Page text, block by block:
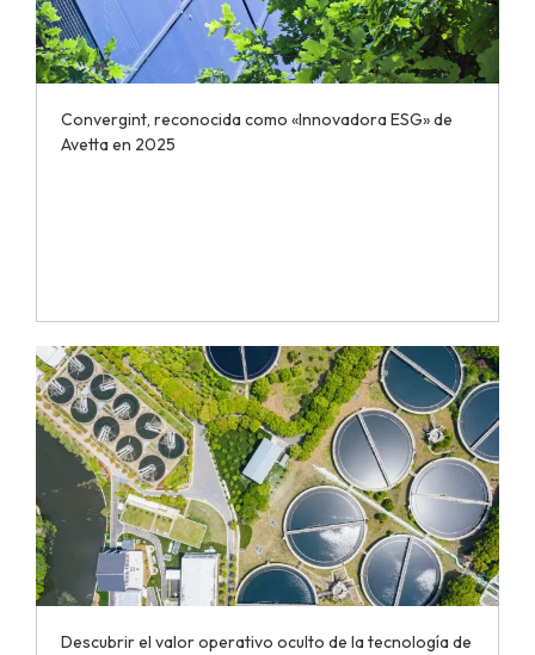
Convergint, reconocida como «Innovadora ESG» de
Avetta en 2025
Descubrir el valor operativo oculto de la tecnología de